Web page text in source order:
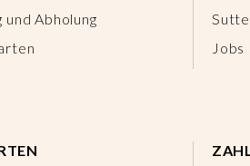
und Abholung
Jobs